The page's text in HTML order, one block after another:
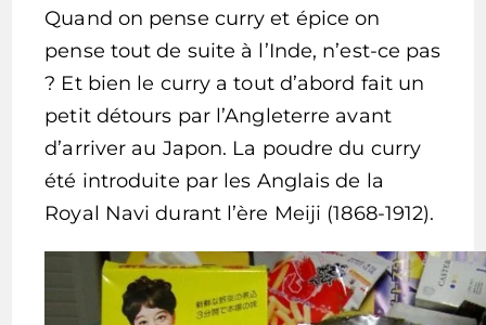
Quand on pense curry et épice on
pense tout de suite à l’Inde, n’est-ce pas
? Et bien le curry a tout d’abord fait un
petit détours par l’Angleterre avant
d’arriver au Japon. La poudre du curry
été introduite par les Anglais de la
Royal Navi durant l’ère Meiji (1868-1912).